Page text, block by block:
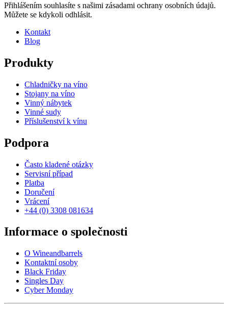
Přihlášením souhlasíte s našimi zásadami ochrany osobních údajů.
Můžete se kdykoli odhlásit.
Kontakt
Blog
Produkty
Chladničky na víno
Stojany na víno
Vinný nábytek
Vinné sudy
Příslušenství k vínu
Podpora
Často kladené otázky
Servisní případ
Platba
Doručení
Vrácení
+44 (0) 3308 081634
Informace o společnosti
O Wineandbarrels
Kontaktní osoby
Black Friday
Singles Day
Cyber Monday